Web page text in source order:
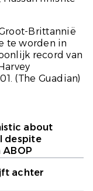
Brittannië
te worden in
record van
(The Guadian)
about
despite
achter